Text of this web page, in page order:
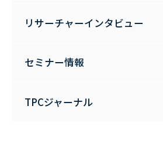
リサーチャーインタビュー
セミナー情報
TPCジャーナル